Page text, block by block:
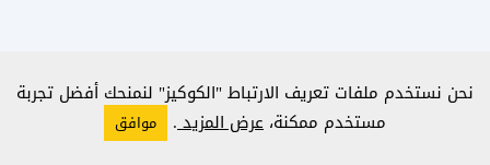
نحن نستخدم ملفات تعريف الارتباط "الكوكيز" لنمنحك أفضل تجربة
مستخدم ممكنة، عرض المزيد. موافق